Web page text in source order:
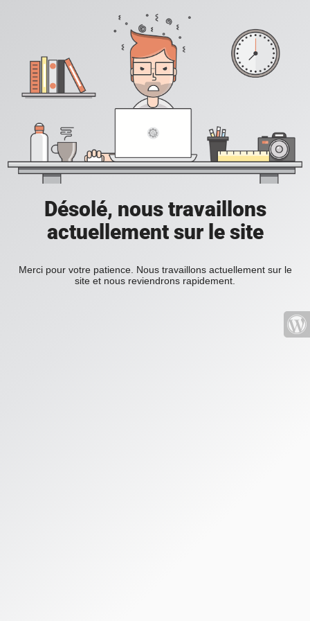
Désolé, nous travaillons
actuellement sur le site
Merci pour votre patience. Nous travaillons actuellement sur le
site et nous reviendrons rapidement.